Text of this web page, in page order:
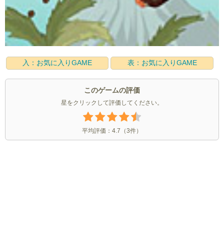
入：お気に入りGAME 表：お気に入りGAME
このゲームの評価
星をクリックして評価してください。
平均評価： 4.7 （3件）